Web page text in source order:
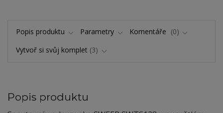
Popis produktu Parametry Komentáře
0
Vytvoř si svůj komplet 3
Popis produktu